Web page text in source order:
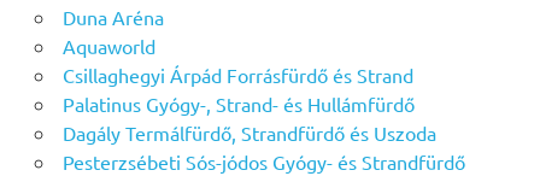
Duna Aréna
Aquaworld
Csillaghegyi Árpád Forrásfürdő és Strand
Palatinus Gyógy-, Strand- és Hullámfürdő
Dagály Termálfürdő, Strandfürdő és Uszoda
Pesterzsébeti Sós-jódos Gyógy- és Strandfürdő